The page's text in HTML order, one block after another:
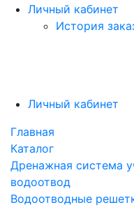
Личный кабинет
История
Личный кабинет
Главная
Каталог
Дренажная система
водоотвод
Водоотводные